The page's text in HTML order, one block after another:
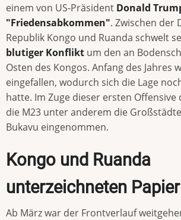
einem von US-Präsident Donald
"Friedensabkommen". Zwischen der
Republik Kongo und Ruanda schwelt
blutiger Konflikt um den an
Osten des Kongos. Anfang des Jahres
eingefallen, wodurch sich die Lage
hatte. Im Zuge dieser ersten Offensive
die M23 unter anderem die
Bukavu eingenommen.
Kongo und Ruanda
unterzeichneten Papier
Ab März war der Frontverlauf